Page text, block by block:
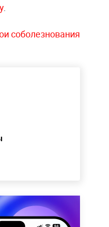
.
соболезнования